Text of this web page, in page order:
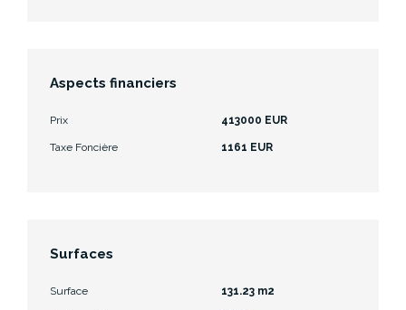
Aspects financiers
Prix 413000 EUR
Taxe Foncière 1161 EUR
Surfaces
Surface 131.23 m2